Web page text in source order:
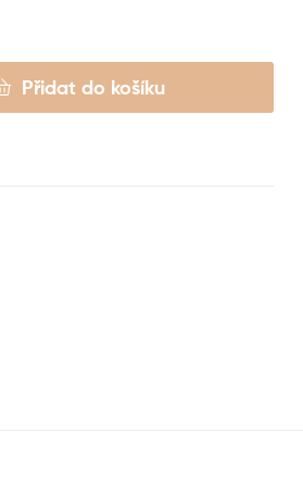
Přidat do košíku